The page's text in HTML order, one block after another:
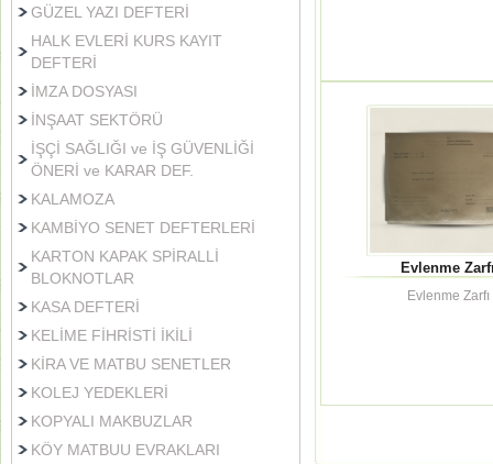
GÜZEL YAZI DEFTERİ
HALK EVLERİ KURS KAYIT
DEFTERİ
İMZA DOSYASI
İNŞAAT SEKTÖRÜ
İŞÇİ SAĞLIĞI ve İŞ GÜVENLİĞİ
ÖNERİ ve KARAR DEF.
KALAMOZA
KAMBİYO SENET DEFTERLERİ
KARTON KAPAK SPİRALLİ
BLOKNOTLAR
KASA DEFTERİ
KELİME FİHRİSTİ İKİLİ
KİRA VE MATBU SENETLER
KOLEJ YEDEKLERİ
KOPYALI MAKBUZLAR
KÖY MATBUU EVRAKLARI
Evlenme
Evlenme Zarfı